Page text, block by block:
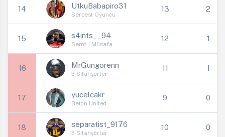
14 UtkuBabapiro31
Serbest Oyuncu
13 2
15 s4ints__94
Semt-i Müdafa
12 1
16 MrGungorenn
3 Silahşörler
11 1
17 yucelcakr
Beton United
9 0
18 separatist_9176
3 Silahşörler
10 0